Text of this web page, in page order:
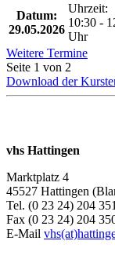
Datum:
29.05.2026
Uhrzeit:
10:30 -
Uhr
Weitere Termine
Seite 1 von 2
Download der
vhs Hattingen
Marktplatz 4
45527 Hattingen
Tel. (0 23 24) 204
Fax (0 23 24) 204
E-Mail